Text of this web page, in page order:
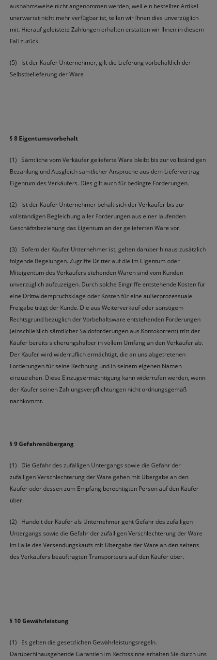
ausnahmsweise nicht angenommen werden, weil ein bestellter Artikel
unerwartet nicht mehr verfügbar ist, teilen wir Ihnen dies unverzüglich
mit. Hierauf geleistete Zahlungen erhalten erstatten wir Ihnen in diesem
Fall zurück.
(5) Ist der Käufer Unternehmer, gilt die Lieferung vorbehaltlich der
Selbstbelieferung der Ware
§ 8 Eigentumsvorbehalt
(1) Sämtliche vom Verkäufer gelieferte Ware bleibt bis zur vollständigen
Bezahlung und Ausgleich sämtlicher Ansprüche aus dem Liefervertrag
Eigentum des Verkäufers. Dies gilt auch für bedingte Forderungen.
(2) Ist der Käufer Unternehmer behält sich der Verkäufer bis zur
vollständigen Begleichung aller Forderungen aus einer laufenden
Geschäftsbeziehung das Eigentum an der gelieferten Ware vor.
(3) Sofern der Käufer Unternehmer ist, gelten darüber hinaus zusätzlich
folgende Regelungen. Zugriffe Dritter auf die im Eigentum oder
Miteigentum des Verkäufers stehenden Waren sind vom Kunden
unverzüglich aufzuzeigen. Durch solche Eingriffe entstehende Kosten für
eine Drittwiderspruchsklage oder Kosten für eine außerprozessuale
Freigabe trägt der Kunde. Die aus Weiterverkauf oder sonstigem
Rechtsgrund bezüglich der Vorbehaltsware entstehenden Forderungen
(einschließlich sämtlicher Saldoforderungen aus Kontokorrent) tritt der
Käufer bereits sicherungshalber in vollem Umfang an den Verkäufer ab.
Der Käufer wird widerruflich ermächtigt, die an uns abgetretenen
Forderungen für seine Rechnung und in seinem eigenen Namen
einzuziehen. Diese Einzugsermächtigung kann widerrufen werden, wenn
der Käufer seinen Zahlungsverpflichtungen nicht ordnungsgemäß
nachkommt.
§ 9 Gefahrenübergang
(1) Die Gefahr des zufälligen Untergangs sowie die Gefahr der
zufälligen Verschlechterung der Ware gehen mit Übergabe an den
Käufer oder dessen zum Empfang berechtigten Person auf den Käufer
über.
(2) Handelt der Käufer als Unternehmer geht Gefahr des zufälligen
Untergangs sowie die Gefahr der zufälligen Verschlechterung der Ware
im Falle des Versendungskaufs mit Übergabe der Ware an den seitens
des Verkäufers beauftragten Transporteurs auf den Käufer über.
§ 10 Gewährleistung
(1) Es gelten die gesetzlichen Gewährleistungsregeln.
Darüberhinausgehende Garantien im Rechtssinne erhalten Sie durch uns